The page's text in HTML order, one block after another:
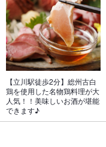
【立川駅徒歩2分】総州古白
鶏を使用した名物鶏料理が大
人気！！美味しいお酒が堪能
できます♪